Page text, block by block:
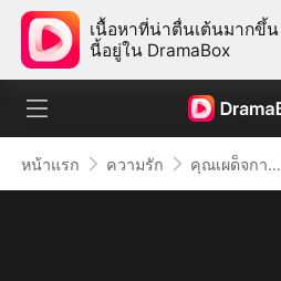
เนื้อหาที่น่าตื่นเต้นมากขึ้
นี้อยู่ใน DramaBox
หน้าแรก ความรัก คุณเผด็จการจอมซาดิสม์